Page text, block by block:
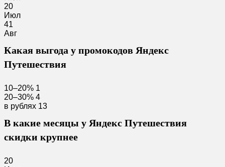
20
Июл
41
Авг
Какая выгода у промокодов Яндекс
Путешествия
10–20% 1
20–30% 4
в рублях 13
В какие месяцы у Яндекс Путешествия
скидки крупнее
20